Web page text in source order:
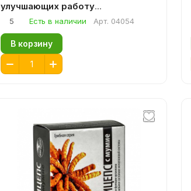
улучшающих работу
пищеварительного тракта
5 Есть в наличии Арт. 04054
В корзину